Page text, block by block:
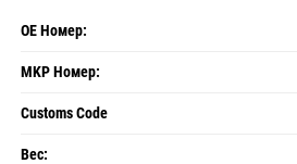
OE Номер:
MKP Номер:
Customs Code
Вес: